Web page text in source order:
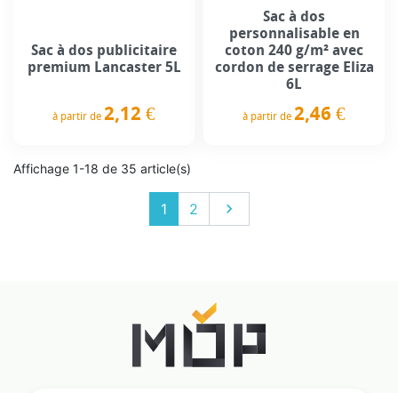
Sac à dos publicitaire
premium Lancaster 5L
à partir de 2,12 €
Sac à dos
personnalisable en
coton 240 g/m² avec
cordon de serrage Eliza
6L
à partir de 2,46 €
Affichage 1-18 de 35 article(s)
1 2 Suivant
